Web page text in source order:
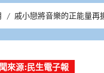
戚小戀將音樂的正能量再
來源:民生電子報